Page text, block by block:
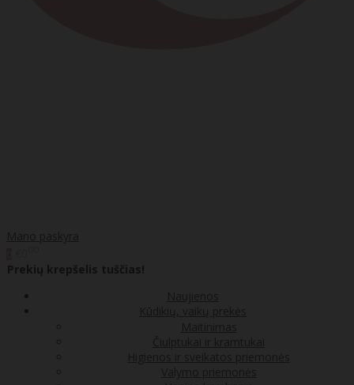
Mano paskyra
Prekių krepšelis tuščias!
Naujienos
Kūdikių, vaikų prekės
Maitinimas
Čiulptukai ir kramtukai
Higienos ir sveikatos priemonės
Valymo priemonės